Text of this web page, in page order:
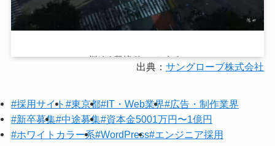
出典：サングローブ株式会社
#採用サイト #東京都#IT・Web業界#広告・制作業界
#新卒募集#中途募集#資本金5001万円〜1億円
#ホワイトカラー系#WordPress#エンジニア採用